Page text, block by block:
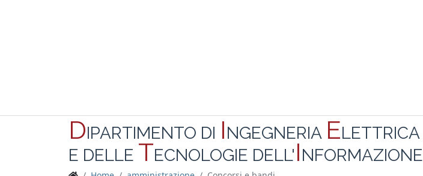
DIPARTIMENTO DI INGEGNERIA ELETTRICA
E DELLE TECNOLOGIE DELL'INFORMAZIONE